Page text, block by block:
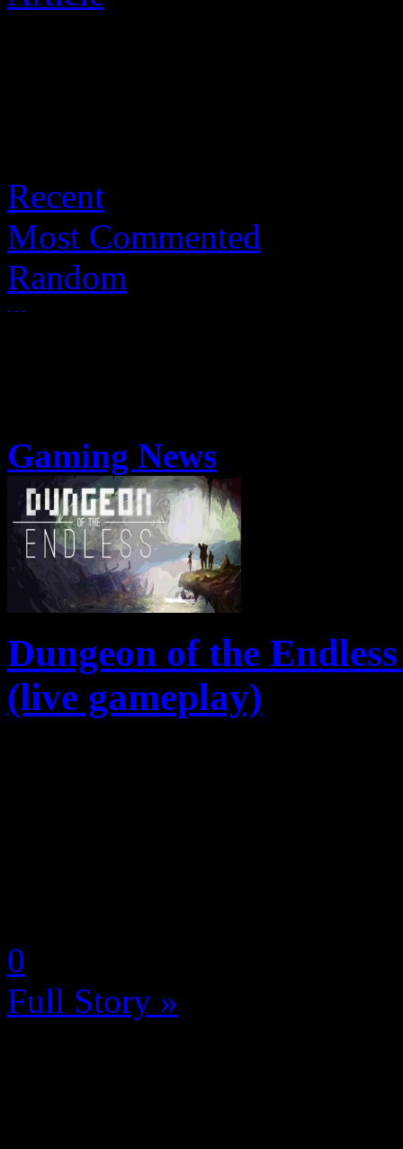
Recent
Most Commented
Random
Gaming News
Dungeon of the
(live gameplay)
0
Full Story »